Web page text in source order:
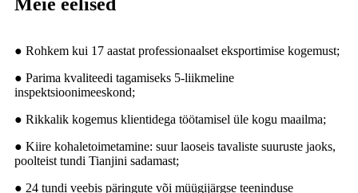
● Rohkem kui 17 aastat professionaalset eksportimise kogemust;
● Parima kvaliteedi tagamiseks 5-liikmeline
inspektsioonimeeskond;
● Rikkalik kogemus klientidega töötamisel üle kogu maailma;
● Kiire kohaletoimetamine: suur laoseis tavaliste suuruste jaoks,
poolteist tundi Tianjini sadamast;
● 24 tundi veebis päringute või müügijärgse teeninduse